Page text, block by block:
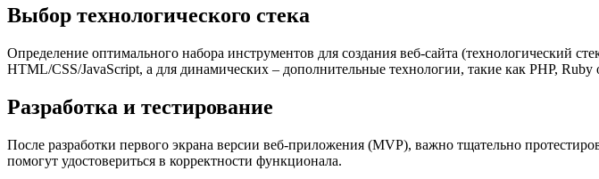
Выбор технологического стека
Определение оптимального набора инструментов для создания веб-сайта (технологический
HTML/CSS/JavaScript, а для динамических – дополнительные технологии, такие как PHP, Ruby
Разработка и тестирование
После разработки первого экрана версии веб-приложения (MVP), важно тщательно
помогут удостовериться в корректности функционала.